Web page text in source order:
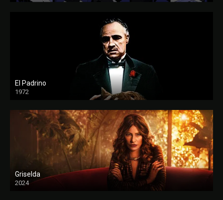
El Padrino
1972
FULL HD
Griselda
2024